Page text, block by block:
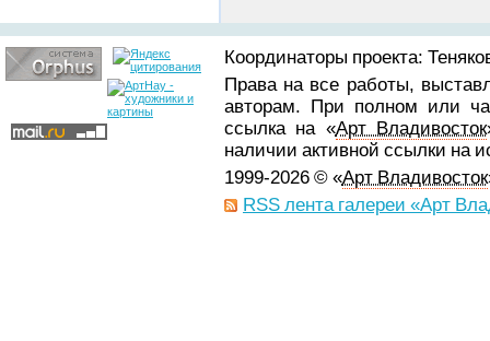
Координаторы проекта:
Права на все работы,
авторам. При полном или
ссылка на «Арт Владивосток
наличии активной ссылки на
1999-2026 © «Арт Владивосток
RSS лента галереи «Арт